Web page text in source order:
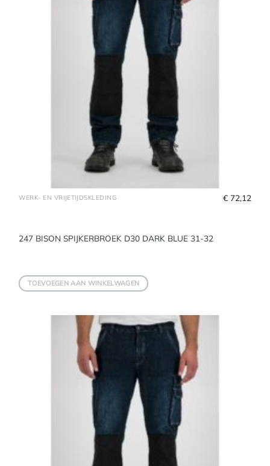
WERK- EN VRIJETIJDSKLEDING
247 BISON SPIJKERBROEK D30 DARK BLUE 31-32
€ 72,12
TOEVOEGEN AAN WINKELWAGEN